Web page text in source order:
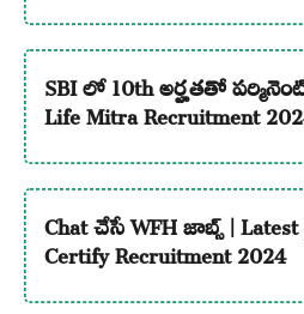
SBI లో 10th అర్హతతో
Life Mitra Recruitment
Chat చేసే WFH జాబ్స్ |
Certify Recruitment 2024